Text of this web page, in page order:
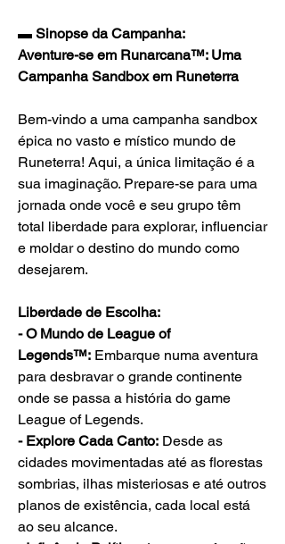
▬ Sinopse da Campanha:
Aventure-se em Runarcana™: Uma
Campanha Sandbox em Runeterra
Bem-vindo a uma campanha sandbox
épica no vasto e místico mundo de
Runeterra! Aqui, a única limitação é a
sua imaginação. Prepare-se para uma
jornada onde você e seu grupo têm
total liberdade para explorar, influenciar
e moldar o destino do mundo como
desejarem.
Liberdade de Escolha:
- O Mundo de League of
Legends™: Embarque numa aventura
para desbravar o grande continente
onde se passa a história do game
League of Legends.
- Explore Cada Canto: Desde as
cidades movimentadas até as florestas
sombrias, ilhas misteriosas e até outros
planos de existência, cada local está
ao seu alcance.